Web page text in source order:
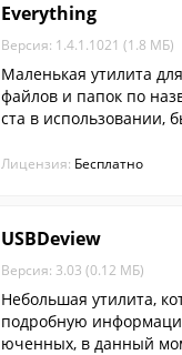
Everything
Версия: 1.4.1.1021 (1.8 МБ)
Маленькая утилита
файлов и папок по
ста в использовании,
ейсом....
Лицензия: Бесплатно
USBDeview
Версия: 3.03 (0.12 МБ)
Небольшая утилита,
подробную
юченных, в данный